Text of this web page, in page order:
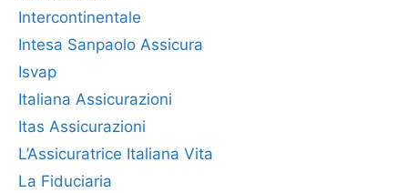
Intercontinentale
Intesa Sanpaolo Assicura
Isvap
Italiana Assicurazioni
Itas Assicurazioni
L’Assicuratrice Italiana Vita
La Fiduciaria